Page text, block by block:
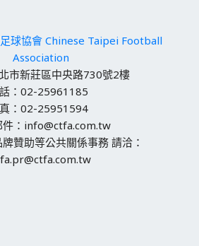
球協會 Chinese Taipei Football
Association
市新莊區中央路730號2樓
：02-25961185
：02-25951594
件：info@ctfa.com.tw
贊助等公共關係事務 請洽：